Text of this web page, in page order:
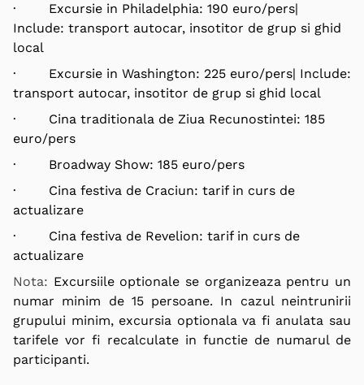
· Excursie in Philadelphia: 190 euro/pers|
Include: transport autocar, insotitor de grup si ghid
local
· Excursie in Washington: 225 euro/pers| Include:
transport autocar, insotitor de grup si ghid local
· Cina traditionala de Ziua Recunostintei: 185
euro/pers
· Broadway Show: 185 euro/pers
· Cina festiva de Craciun: tarif in curs de
actualizare
· Cina festiva de Revelion: tarif in curs de
actualizare
Nota: Excursiile optionale se organizeaza pentru un
numar minim de 15 persoane. In cazul neintrunirii
grupului minim, excursia optionala va fi anulata sau
tarifele vor fi recalculate in functie de numarul de
participanti.